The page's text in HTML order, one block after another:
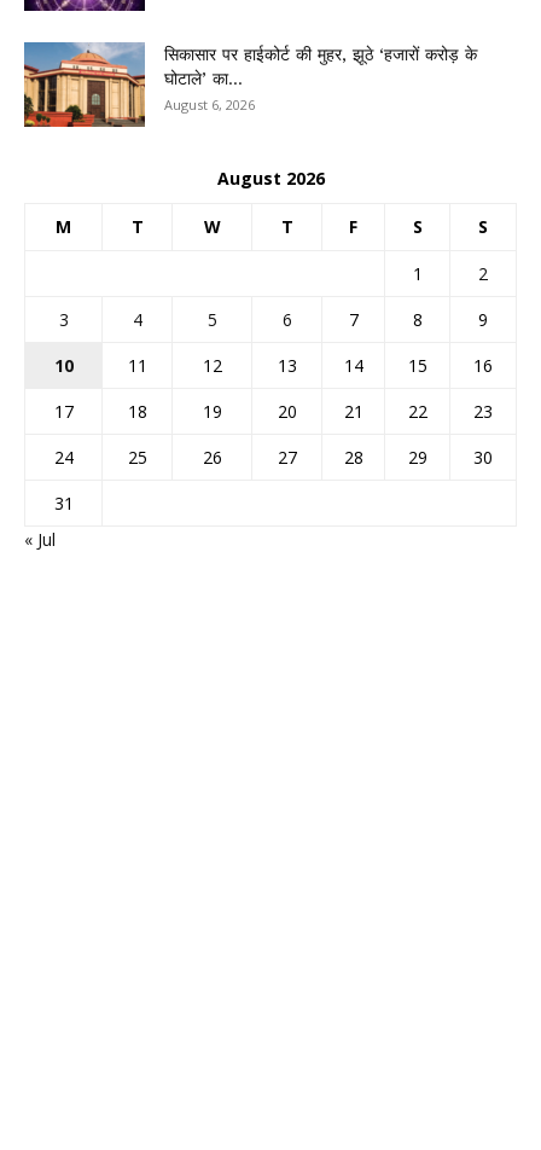
सिकासार पर हाईकोर्ट की मुहर, झूठे ‘हजारों करोड़ के
घोटाले’ का...
August 6, 2026
August 2026
M T W T F S S
1
2
3
4 5 6 7 8
9
10
11 12 13 14 15
16
17
18 19 20 21 22
23
24
25 26 27 28 29
30
31
« Jul